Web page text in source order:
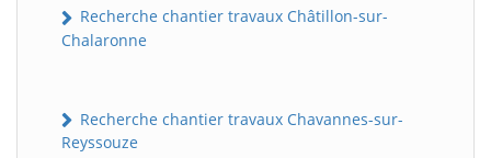
Recherche chantier travaux Châtillon-sur-
Chalaronne
Recherche chantier travaux Chavannes-sur-
Reyssouze